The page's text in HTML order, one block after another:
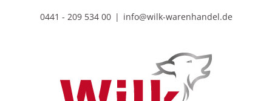
0441 - 209 534 00 | info@wilk-warenhandel.de